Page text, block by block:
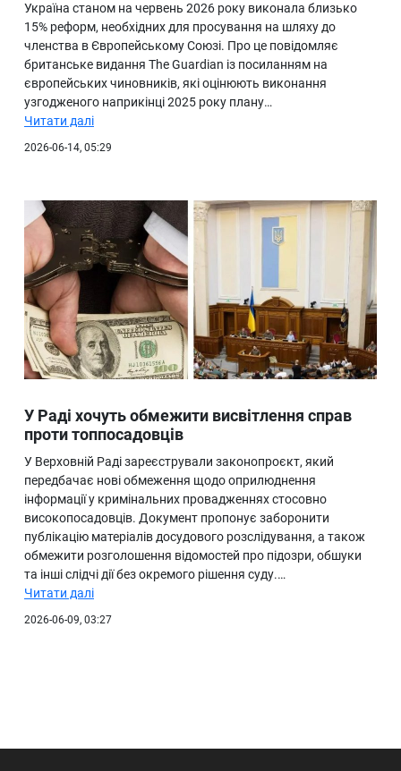
Україна станом на червень 2026 року виконала близько
15% реформ, необхідних для просування на шляху до
членства в Європейському Союзі. Про це повідомляє
британське видання The Guardian із посиланням на
європейських чиновників, які оцінюють виконання
узгодженого наприкінці 2025 року плану…
Читати далі
2026-06-14, 05:29
У Раді хочуть обмежити висвітлення справ
проти топпосадовців
У Верховній Раді зареєстрували законопроєкт, який
передбачає нові обмеження щодо оприлюднення
інформації у кримінальних провадженнях стосовно
високопосадовців. Документ пропонує заборонити
публікацію матеріалів досудового розслідування, а також
обмежити розголошення відомостей про підозри, обшуки
та інші слідчі дії без окремого рішення суду.…
Читати далі
2026-06-09, 03:27